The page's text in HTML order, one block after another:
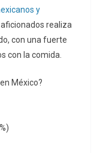
y
realiza
con una fuerte
con la comida.
México?